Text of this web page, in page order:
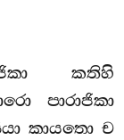
කතිහි
පාරාජිකා
කායතො ච